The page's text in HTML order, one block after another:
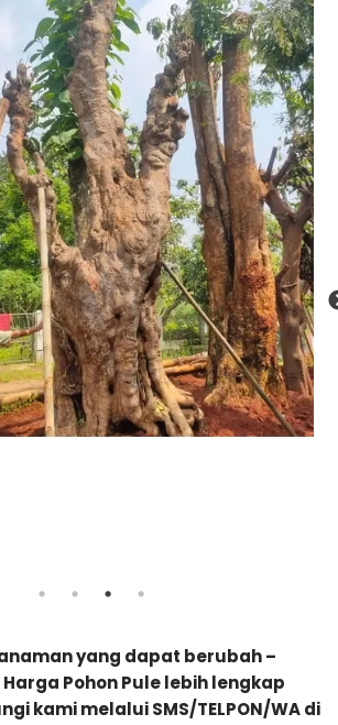
yang dapat berubah –
Pohon Pule lebih lengkap
kami melalui SMS/TELPON/WA di